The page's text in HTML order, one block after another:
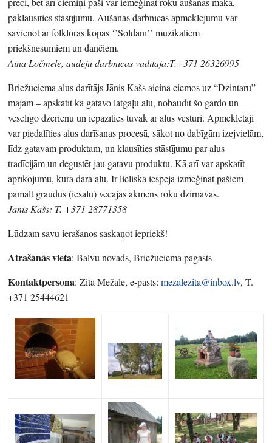
paklausīties stāstījumu. Aušanas darbnīcas apmeklējumu var
savienot ar folkloras kopas ‘’Soldanī’’ muzikāliem
priekšnesumiem un dančiem.
Aina Ločmele, audēju darbnīcas vadītāja:T.+371 26326995
Briežuciema alus darītājs Jānis Kašs aicina ciemos uz “Dzintaru”
mājām – apskatīt kā gatavo latgaļu alu, nobaudīt šo gardo un
veselīgo dzērienu un iepazīties tuvāk ar alus vēsturi. Apmeklētāji
var piedalīties alus darīšanas procesā, sākot no dabīgām izejvielām,
līdz gatavam produktam, un klausīties stāstījumu par alus
tradīcijām un degustēt jau gatavu produktu. Kā arī var apskatīt
aprīkojumu, kurā dara alu. Ir lieliska iespēja izmēģināt pašiem
pamalt graudus (iesalu) vecajās akmens roku dzirnavās.
Jānis Kašs: T. +371 28771358
Lūdzam savu ierašanos saskaņot iepriekš!
Atrašanās vieta: Balvu novads, Briežuciema pagasts
Kontaktpersona: Zita Mežale, e-pasts:mezalezita@inbox.lv, T.
+371 25444621